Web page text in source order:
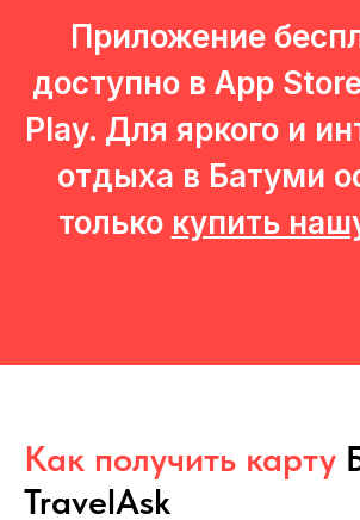
Приложение
доступно в App
Play. Для яркого и
отдыха в Батуми
только купить
Как получить карту
TravelAsk